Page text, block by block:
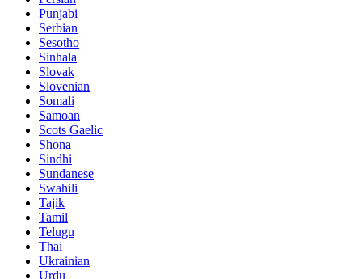
Punjabi
Serbian
Sesotho
Sinhala
Slovak
Slovenian
Somali
Samoan
Scots Gaelic
Shona
Sindhi
Sundanese
Swahili
Tajik
Tamil
Telugu
Thai
Ukrainian
Urdu